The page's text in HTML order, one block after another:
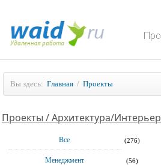
Вы здесь: Главная / Проекты
Проекты / Архитектура/Интерьер
Все (276)
Менеджмент (56)